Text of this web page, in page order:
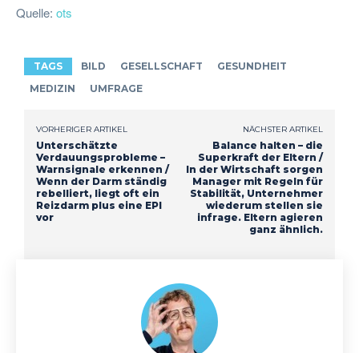
Quelle: ots
TAGS BILD GESELLSCHAFT
GESUNDHEIT
MEDIZIN
UMFRAGE
VORHERIGER ARTIKEL
Unterschätzte
Verdauungsprobleme –
Warnsignale erkennen /
Wenn der Darm ständig
rebelliert, liegt oft ein
Reizdarm plus eine EPI
vor
NÄCHSTER ARTIKEL
Balance halten – die
Superkraft der Eltern /
In der Wirtschaft sorgen
Manager mit Regeln für
Stabilität, Unternehmer
wiederum stellen sie
infrage. Eltern agieren
ganz ähnlich.